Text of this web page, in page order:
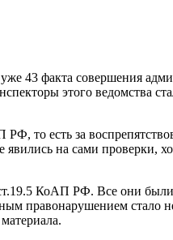
43 факта совершения
этого ведомства
то есть за
на сами проверки,
КоАП РФ. Все они
правонарушением стало